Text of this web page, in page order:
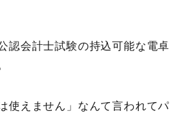
認会計士試験の持込可能な電卓
使えません」なんて言われてパ